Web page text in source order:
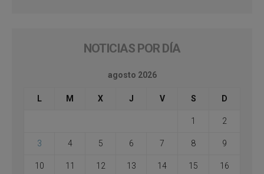
NOTICIAS POR DÍA
agosto 2026
L M X J V S D
1 2
3 4 5 6 7 8 9
10 11 12 13 14 15 16